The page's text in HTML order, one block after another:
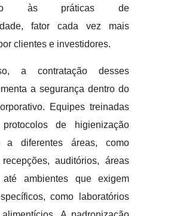
às práticas de
fator cada vez mais
clientes e investidores.
a contratação desses
a segurança dentro do
Equipes treinadas
protocolos de higienização
a diferentes áreas, como
auditórios, áreas
ambientes que exigem
como laboratórios